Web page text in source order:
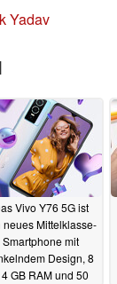
Yadav
Vivo Y76 5G ist
neues Mittelklasse-
Smartphone mit
Design, 8
GB RAM und 50